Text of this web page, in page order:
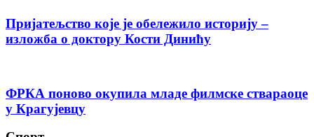
Пријатељство које је обележило историју –
изложба о доктору Кости Динићу
ФРКА поново окупила младе филмске ствараоце
у Крагујевцу